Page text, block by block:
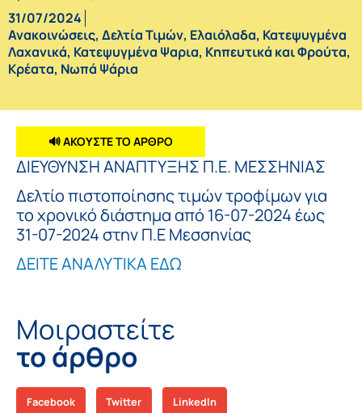
31/07/2024
Ανακοινώσεις, Δελτία Τιμών, Ελαιόλαδα, Κατεψυγμένα
Λαχανικά, Κατεψυγμένα Ψαρια, Κηπευτικά και Φρούτα,
Κρέατα, Νωπά Ψάρια
🔊 ΑΚΟΥΣΤΕ ΤΟ ΑΡΘΡΟ
ΔΙΕΥΘΥΝΣΗ ΑΝΑΠΤΥΞΗΣ Π.Ε. ΜΕΣΣΗΝΙΑΣ
Δελτίο πιστοποίησης τιμών τροφίμων για
το χρονικό διάστημα από 16-07-2024 έως
31-07-2024 στην Π.Ε Μεσσηνίας
ΔΕΙΤΕ ΑΝΑΛΥΤΙΚΑ ΕΔΩ
Μοιραστείτε
το άρθρο
Facebook Twitter LinkedIn